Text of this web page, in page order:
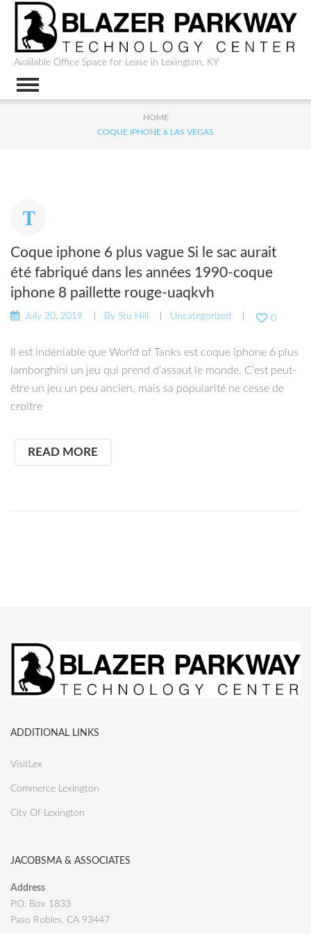
Available Office Space for Lease in Lexington, KY
HOME
COQUE IPHONE 6 LAS VEGAS
Coque iphone 6 plus vague Si le sac aurait
été fabriqué dans les années 1990-coque
iphone 8 paillette rouge-uaqkvh
July 20, 2019 By Stu Hill Uncategorized 0
Il est indéniable que World of Tanks est coque iphone 6 plus
lamborghini un jeu qui prend d’assaut le monde. C’est peut-
être un jeu un peu ancien, mais sa popularité ne cesse de
croître
READ MORE
ADDITIONAL LINKS
VisitLex
Commerce Lexington
City Of Lexington
JACOBSMA & ASSOCIATES
Address
P.O. Box 1833
Paso Robles, CA 93447